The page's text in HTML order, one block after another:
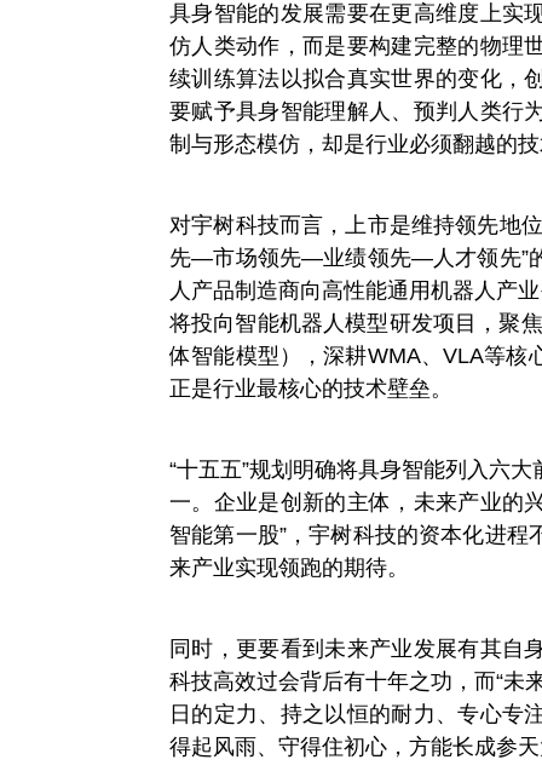
具身智能的发展需要在更高维度上实
仿人类动作，而是要构建完整的物理
续训练算法以拟合真实世界的变化，
要赋予具身智能理解人、预判人类行
制与形态模仿，却是行业必须翻越的
对宇树科技而言，上市是维持领先地
先—市场领先—业绩领先—人才领先”
人产品制造商向高性能通用机器人产
将投向智能机器人模型研发项目，聚
体智能模型），深耕WMA、VLA等核
正是行业最核心的技术壁垒。
“十五五”规划明确将具身智能列入六
一。企业是创新的主体，未来产业的
智能第一股”，宇树科技的资本化进
来产业实现领跑的期待。
同时，更要看到未来产业发展有其自
科技高效过会背后有十年之功，而“
日的定力、持之以恒的耐力、专心专
得起风雨、守得住初心，方能长成参